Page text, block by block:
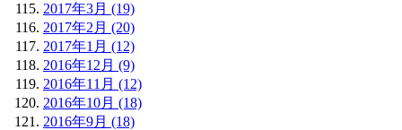
2017年3月 (19)
2017年2月 (20)
2017年1月 (12)
2016年12月 (9)
2016年11月 (12)
2016年10月 (18)
2016年9月 (18)